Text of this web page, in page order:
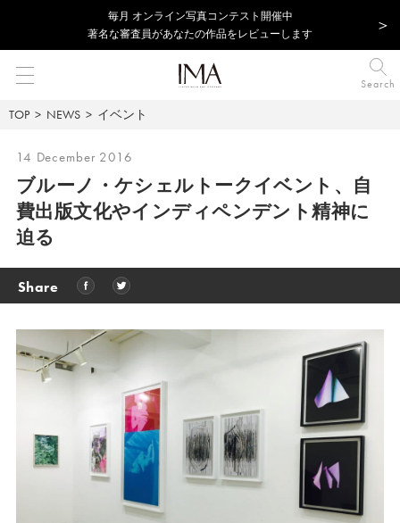
毎⽉ オンライン写真コンテスト開催中
著名な審査員があなたの作品をレビューします
Search
TOP NEWS イベント
14 December 2016
ブルーノ・ケシェルトークイベント、
自
費出版文化やインディペンデント精神に
迫る
Share